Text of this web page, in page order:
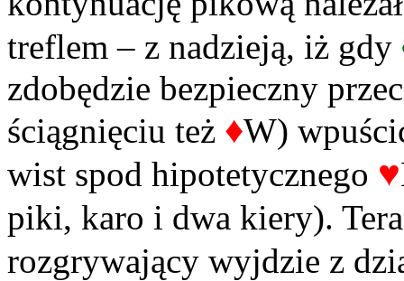
treflem – z nadzieją, iż gdy
zdobędzie bezpieczny
ściągnięciu też ♦W)
wist spod hipotetycznego ♥
piki, karo i dwa kiery).
rozgrywający wyjdzie z